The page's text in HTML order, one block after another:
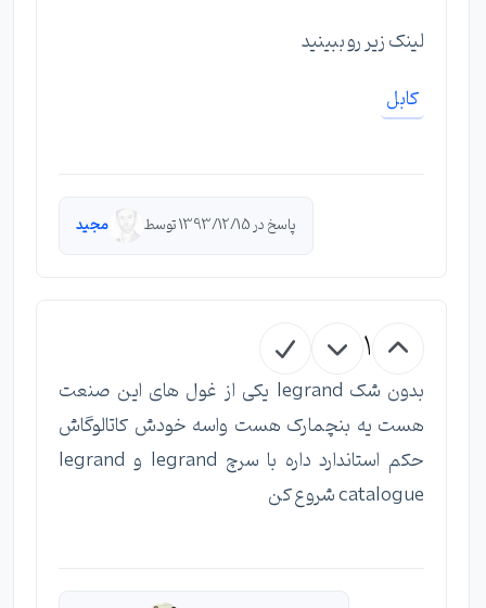
لینک زیر رو ببینید
کابل
پاسخ در 1393/12/15 توسط مجید
1
بدون شک legrand یکی از غول های این صنعت
هست یه بنچمارک هست واسه خودش کاتالوگاش
حکم استاندارد داره با سرچ legrand و legrand
catalogue شروع کن